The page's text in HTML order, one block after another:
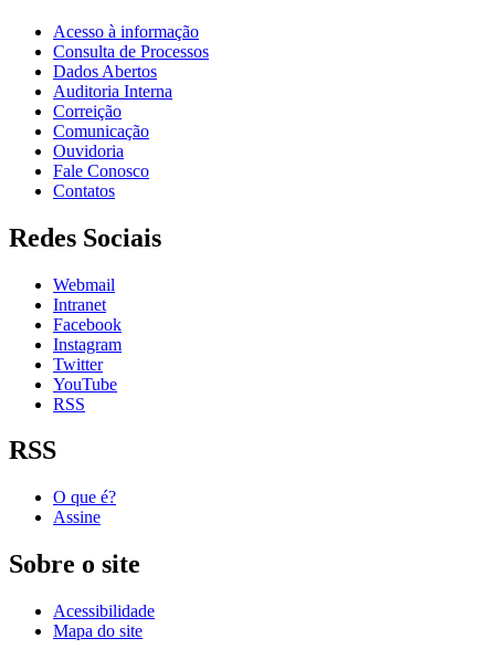
Acesso à informação
Consulta de Processos
Dados Abertos
Auditoria Interna
Correição
Comunicação
Ouvidoria
Fale Conosco
Contatos
Redes Sociais
Webmail
Intranet
Facebook
Instagram
Twitter
YouTube
RSS
RSS
O que é?
Assine
Sobre o site
Acessibilidade
Mapa do site